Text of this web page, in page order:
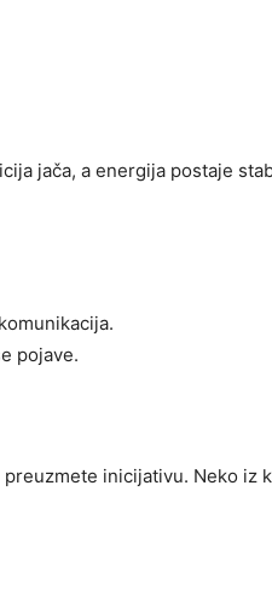
jača, a energija postaje
pojave.
inicijativu. Neko iz